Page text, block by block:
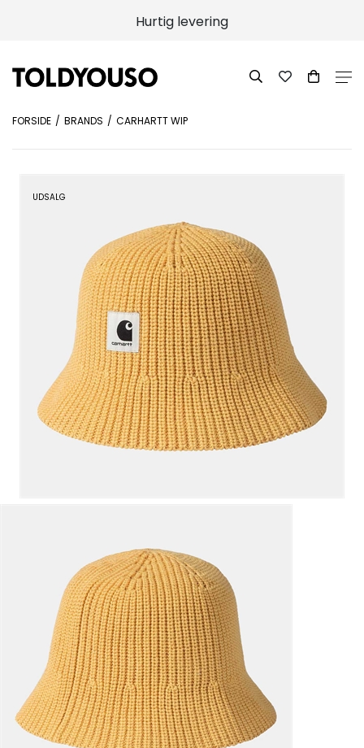
Hurtig levering
FORSIDE BRANDS CARHARTT WIP
UDSALG